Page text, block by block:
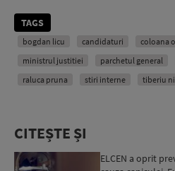
TAGS
bogdan licu candidaturi coloana
ministrul justitiei
parchetul general
raluca pruna
stiri interne tiberiu
CITEȘTE ȘI
ELCEN a oprit